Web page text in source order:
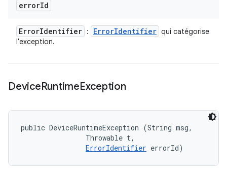
errorId
ErrorIdentifier : ErrorIdentifier qui catégorise
l'exception.
DeviceRuntimeException
public DeviceRuntimeException (String msg,
                Throwable t,
ErrorIdentifier errorId)